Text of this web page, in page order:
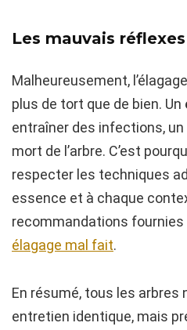
Les mauvais
Malheureusement,
plus de tort que de bien. Un
entraîner des infections,
mort de l’arbre. C’est
respecter les techniques
essence et à chaque
recommandations fournies
élagage mal fait.
En résumé, tous les arbres
entretien identique, mais